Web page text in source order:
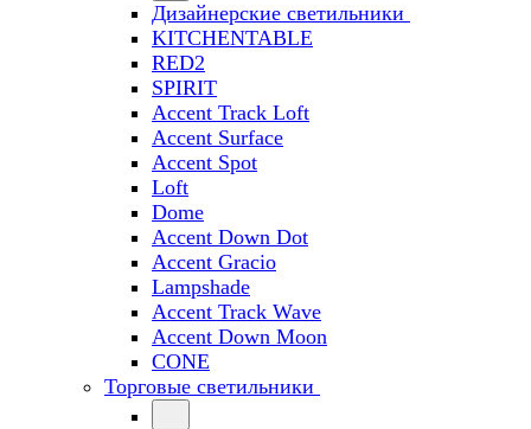
Дизайнерские светильники
KITCHENTABLE
RED2
SPIRIT
Accent Track Loft
Accent Surface
Accent Spot
Loft
Dome
Accent Down Dot
Accent Gracio
Lampshade
Accent Track Wave
Accent Down Moon
CONE
Торговые светильники